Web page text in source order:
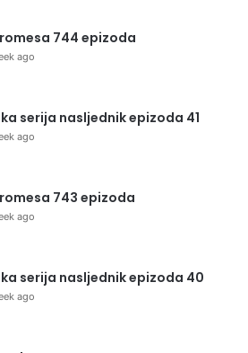
744 epizoda
ago
serija nasljednik epizoda 41
ago
743 epizoda
ago
serija nasljednik epizoda 40
ago